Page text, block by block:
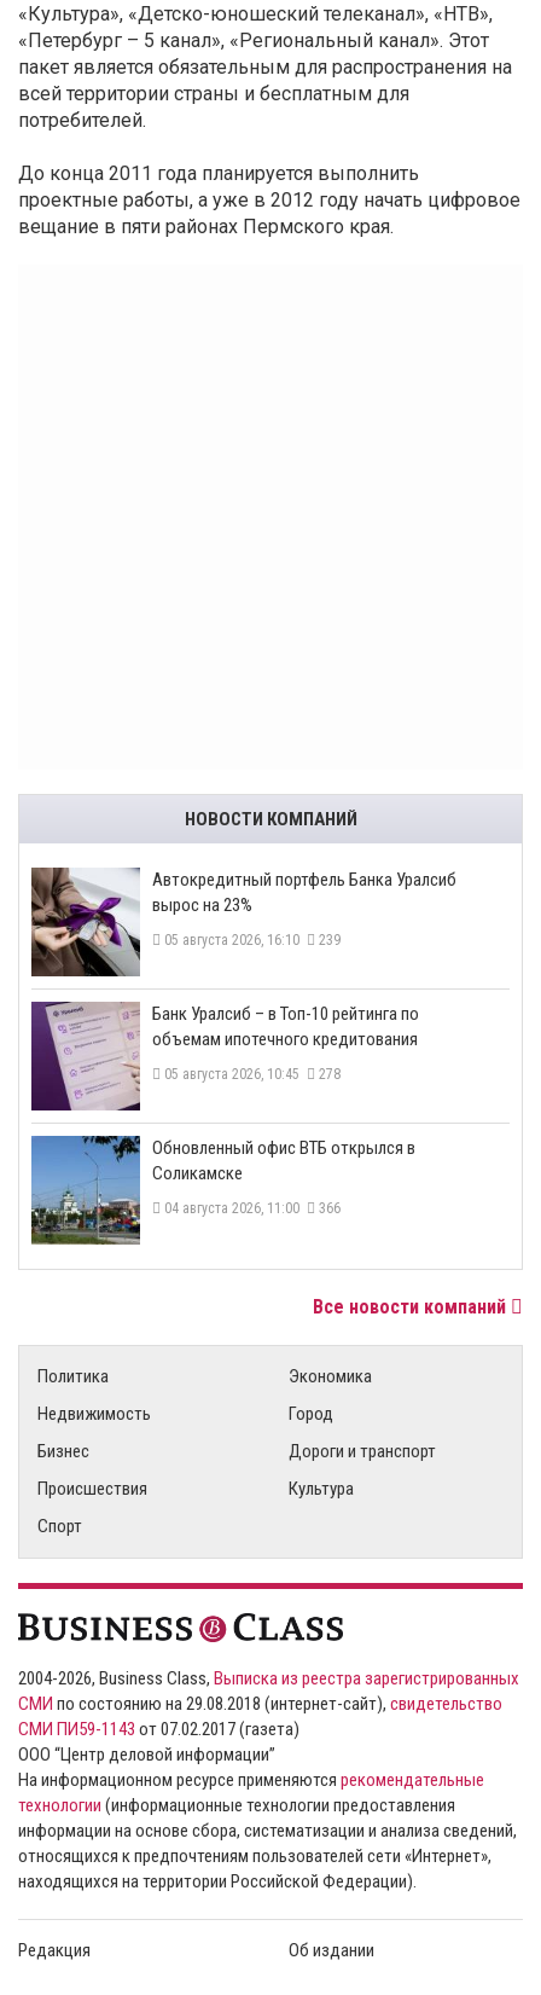
«Культура», «Детско-юношеский телеканал», «НТВ»,
«Петербург – 5 канал», «Региональный канал». Этот
пакет является обязательным для распространения на
всей территории страны и бесплатным для
потребителей.
До конца 2011 года планируется выполнить
проектные работы, а уже в 2012 году начать цифровое
вещание в пяти районах Пермского края.
НОВОСТИ КОМПАНИЙ
​Автокредитный портфель Банка Уралсиб
вырос на 23%
05 августа 2026, 16:10 239
​Банк Уралсиб – в Топ-10 рейтинга по
объемам ипотечного кредитования
05 августа 2026, 10:45 278
​Обновленный офис ВТБ открылся в
Соликамске
04 августа 2026, 11:00 366
Все новости компаний
Политика
Экономика
Недвижимость
Город
Бизнес
Дороги и транспорт
Происшествия
Культура
Спорт
2004-2026, Business Class, Выписка из реестра зарегистрированных
СМИ по состоянию на 29.08.2018 (интернет-сайт), свидетельство
СМИ ПИ59-1143 от 07.02.2017 (газета)
ООО “Центр деловой информации”
На информационном ресурсе применяются рекомендательные
технологии (информационные технологии предоставления
информации на основе сбора, систематизации и анализа сведений,
относящихся к предпочтениям пользователей сети «Интернет»,
находящихся на территории Российской Федерации).
Редакция Об издании